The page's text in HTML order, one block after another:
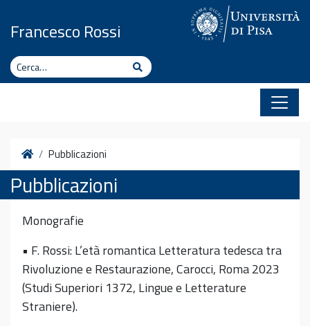
Francesco Rossi
Cerca Cerca
HomePubblicazioni
Pubblicazioni
Monografie
• F. Rossi: L’età romantica Letteratura tedesca tra
Rivoluzione e Restaurazione, Carocci, Roma 2023
(Studi Superiori 1372, Lingue e Letterature
Straniere).